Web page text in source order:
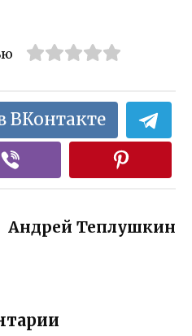
ВКонтакте
Андрей Теплушкин